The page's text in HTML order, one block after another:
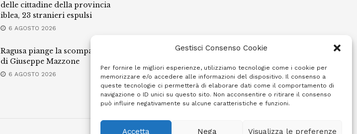
Gestisci Consenso Cookie
Per fornire le migliori esperienze, utilizziamo tecnologie come i cookie per
memorizzare e/o accedere alle informazioni del dispositivo. Il consenso a
queste tecnologie ci permetterà di elaborare dati come il comportamento di
navigazione o ID unici su questo sito. Non acconsentire o ritirare il consenso
può influire negativamente su alcune caratteristiche e funzioni.
Accetta Nega Visualizza le preferenze
delle cittadine della provincia
iblea, 23 stranieri espulsi
6 AGOSTO 2026
Ragusa piange la scomparsa
di Giuseppe Mazzone
6 AGOSTO 2026